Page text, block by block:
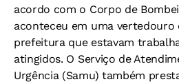
acordo com o Corpo de
aconteceu em uma vertedouro
prefeitura que estavam
atingidos. O Serviço de
Urgência (Samu) também